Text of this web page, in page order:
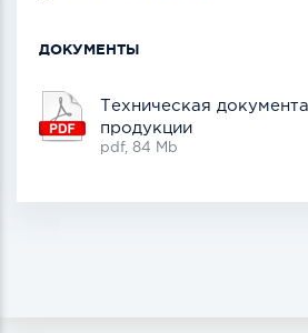
ДОКУМЕНТЫ
Техническая
продукции
pdf, 84 Mb